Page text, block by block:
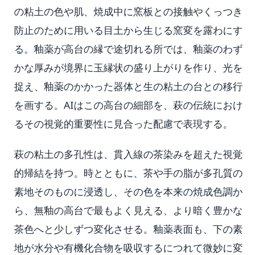
の粘土の色や肌、焼成中に窯板との接触やくっつき
防止のために用いる目土から生じる窯変を露わにす
る。釉薬が高台の縁で途切れる所では、釉薬のわず
かな厚みが境界に玉縁状の盛り上がりを作り、光を
捉え、釉薬のかかった器体と生の粘土の台との移行
を画する。AIはこの高台の細部を、萩の伝統におけ
るその視覚的重要性に見合った配慮で表現する。
萩の粘土の多孔性は、貫入線の茶染みを超えた視覚
的帰結を持つ。時とともに、茶や手の脂が多孔質の
素地そのものに浸透し、その色を本来の焼成色調か
ら、無釉の高台で最もよく見える、より暗く豊かな
茶色へと少しずつ変化させる。釉薬表面も、下の素
地が水分や有機化合物を吸収するにつれて微妙に変